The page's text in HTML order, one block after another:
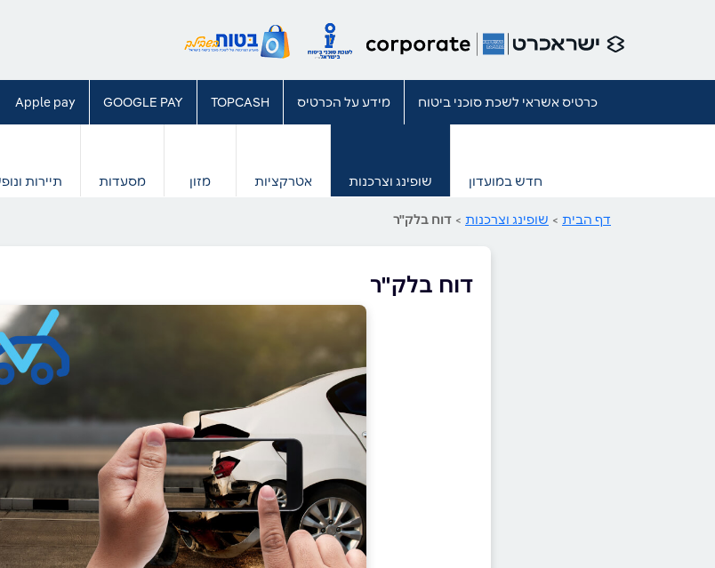
כרטיס אשראי לשכת סוכני ביטוח מידע על הכרטיס TOPCASH
GOOGLE PAY
Apple pay
חדש במועדון שופינג וצרכנות אטרקציות מזון מסעדות תיירות
דף הבית > שופינג וצרכנות > דוח בלק"ר
דוח בלק"ר